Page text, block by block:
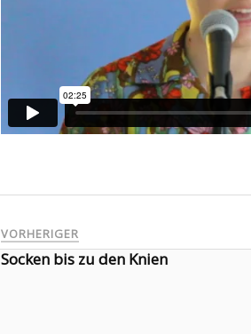
VORHERIGER
Socken bis zu den Knien